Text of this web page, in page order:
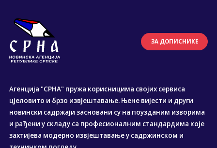
ЗА ДОПИСНИКЕ
Агенција "СРНА" пружа корисницима својих сервиса
цјеловито и брзо извјештавање. Њене вијести и други
новински садржаји засновани су на поузданим изворима
и рађени у складу са професионалним стандардима које
захтијева модерно извјештавање у садржинском и